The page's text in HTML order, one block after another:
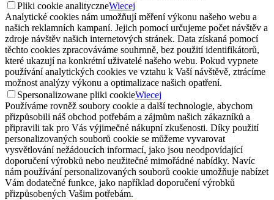
Pliki cookie analityczneWiecej
Analytické cookies nám umožňují měření výkonu našeho webu a
našich reklamních kampaní. Jejich pomocí určujeme počet návštěv a
zdroje návštěv našich internetových stránek. Data získaná pomocí
těchto cookies zpracováváme souhrnně, bez použití identifikátorů,
které ukazují na konkrétní uživatelé našeho webu. Pokud vypnete
používání analytických cookies ve vztahu k Vaší návštěvě, ztrácíme
možnost analýzy výkonu a optimalizace našich opatření.
Spersonalizowane pliki cookieWiecej
Používáme rovněž soubory cookie a další technologie, abychom
přizpůsobili náš obchod potřebám a zájmům našich zákazníků a
připravili tak pro Vás výjimečné nákupní zkušenosti. Díky použití
personalizovaných souborů cookie se můžeme vyvarovat
vysvětlování nežádoucích informací, jako jsou neodpovídající
doporučení výrobků nebo neužitečné mimořádné nabídky. Navíc
nám používání personalizovaných souborů cookie umožňuje nabízet
Vám dodatečné funkce, jako například doporučení výrobků
přizpůsobených Vašim potřebám.